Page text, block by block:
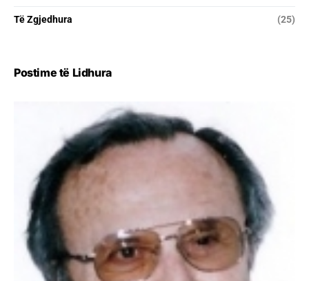
Të Zgjedhura (25)
Postime të Lidhura